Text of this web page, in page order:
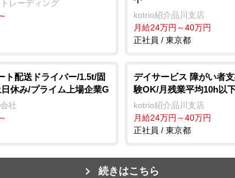
レーディング
kotrio紹介品川支店
月給24万円～40万円
正社員 / 東京都
ト配送ドライバー/1.5t/固
休み/プライム上場企業G
社
デイサービス 障がい者
験OK/月残業平均10h以
kotrio紹介品川支店
月給24万円～40万円
正社員 / 東京都
続きはこちら